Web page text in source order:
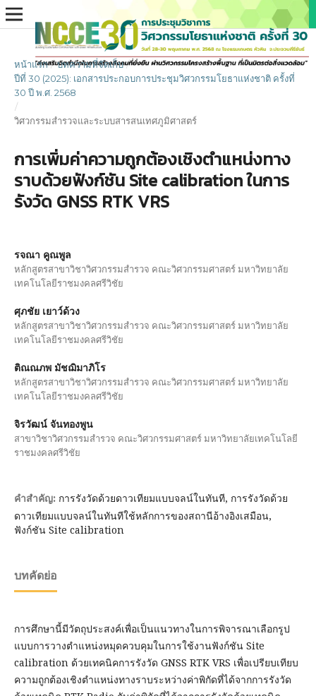
หน้าแรก / บทความที่จัดเก็บ /
ปีที่ 30 (2025): เอกสารประกอบการประชุมวิศวกรรมโยธาแห่งชาติ ครั้งที่
30 ปี พ.ศ. 2568
/
วิศวกรรมสำรวจและระบบสารสนเทศภูมิศาสตร์
การเพิ่มค่าความถูกต้องเชิงตำแหน่งทาง
ราบด้วยฟังก์ชัน Site calibration ในการ
รังวัด GNSS RTK VRS
รจณา คูณพูล
หลักสูตรสาขาวิชาวิศวกรรมสำรวจ คณะวิศวกรรมศาสตร์ มหาวิทยาลัย
เทคโนโลยีราชมงคลศรีวิชัย
ศุภชัย เยาว์ด้วง
หลักสูตรสาขาวิชาวิศวกรรมสำรวจ คณะวิศวกรรมศาสตร์ มหาวิทยาลัย
เทคโนโลยีราชมงคลศรีวิชัย
ติณณภพ มัชฌิมาภิโร
หลักสูตรสาขาวิชาวิศวกรรมสำรวจ คณะวิศวกรรมศาสตร์ มหาวิทยาลัย
เทคโนโลยีราชมงคลศรีวิชัย
จิรวัฒน์ จันทองพูน
สาขาวิชาวิศวกรรมสำรวจ คณะวิศวกรรมศาสตร์ มหาวิทยาลัยเทคโนโลยี
ราชมงคลศรีวิชัย
คำสำคัญ: การรังวัดด้วยดาวเทียมแบบจลน์ในทันที, การรังวัดด้วย
ดาวเทียมแบบจลน์ในทันทีใช้หลักการของสถานีอ้างอิงเสมือน,
ฟังก์ชัน Site calibration
บทคัดย่อ
การศึกษานี้มีวัตถุประสงค์เพื่อเป็นแนวทางในการพิจารณาเลือกรูป
แบบการวางตำแหน่งหมุดควบคุมในการใช้งานฟังก์ชัน Site
calibration ด้วยเทคนิคการรังวัด GNSS RTK VRS เพื่อเปรียบเทียบ
ความถูกต้องเชิงตำแหน่งทางราบระหว่างค่าพิกัดที่ได้จากการรังวัด